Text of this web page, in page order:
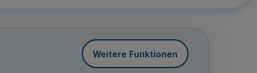
Weitere Funktionen